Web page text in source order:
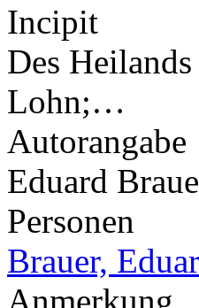
Incipit
Des
Lohn;…
Autorangabe
Eduard
Personen
Brauer,
Anmerkung